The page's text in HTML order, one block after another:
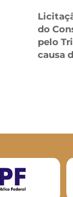
do
pelo
causa